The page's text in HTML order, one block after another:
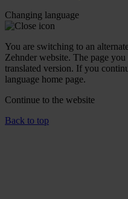
Changing language
You are switching to an
Zehnder website. The page
translated version. If you
language home page.
Continue to the website
Back to top